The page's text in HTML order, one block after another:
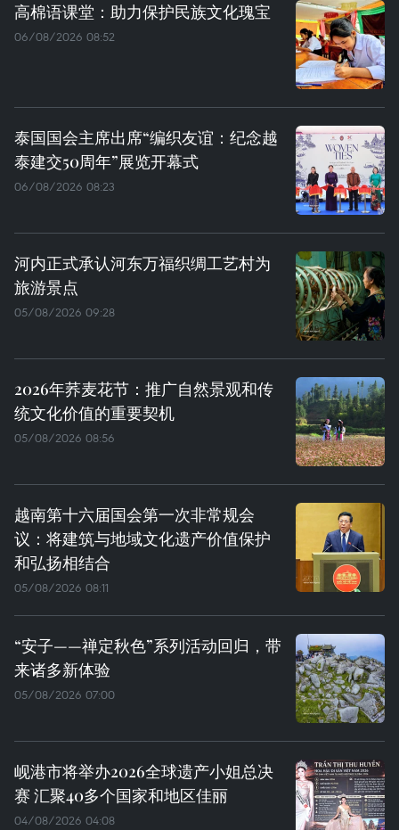
高棉语课堂：助力保护民族文化瑰宝
06/08/2026 08:52
泰国国会主席出席“编织友谊：纪念越
泰建交50周年”展览开幕式
06/08/2026 08:23
河内正式承认河东万福织绸工艺村为
旅游景点
05/08/2026 09:28
2026年荞麦花节：推广自然景观和传
统文化价值的重要契机
05/08/2026 08:56
越南第十六届国会第一次非常规会
议：将建筑与地域文化遗产价值保护
和弘扬相结合
05/08/2026 08:11
“安子——禅定秋色”系列活动回归，带
来诸多新体验
05/08/2026 07:00
岘港市将举办2026全球遗产小姐总决
赛 汇聚40多个国家和地区佳丽
04/08/2026 04:08